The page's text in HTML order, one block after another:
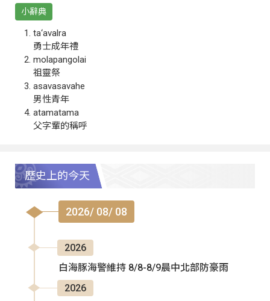
小辭典
ta‘avalra
勇士成年禮
molapangolai
祖靈祭
asavasavahe
男性青年
atamatama
父字輩的稱呼
歷史上的今天
2026/ 08/ 08
2026
白海豚海警維持 8/8-8/9晨中北部防豪雨
2026